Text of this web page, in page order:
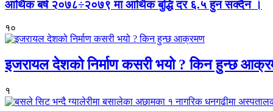
आर्थिक बर्ष २०७८÷२०७९ मा आर्थिक बुद्धि दर ६.५ हुन सक्दैन ।
१०
इजरायल देशको निर्माण कसरी भयो ? किन हुन्छ
१